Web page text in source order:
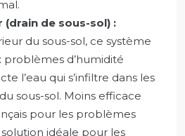
(drain de sous-sol) :
du sous-sol, ce système
problèmes d’humidité
l’eau qui s’infiltre dans les
sous-sol. Moins efficace
pour les problèmes
idéale pour les